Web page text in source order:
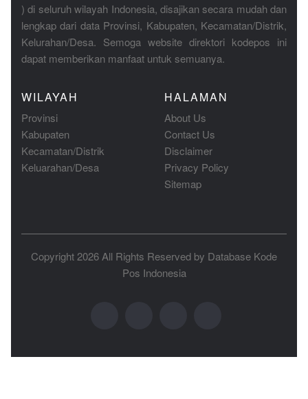
) di seluruh wilayah Indonesia, disajikan secara mudah dan
lengkap dari data Provinsi, Kabupaten, Kecamatan/Distrik,
Kelurahan/Desa. Semoga website direktori kodepos ini
dapat memberikan manfaat untuk semuanya.
WILAYAH
Provinsi
Kabupaten
Kecamatan/Distrik
Keluarahan/Desa
HALAMAN
About Us
Contact Us
Disclaimer
Privacy Policy
Sitemap
Copyright 2026 All Rights Reserved by Database Kode
Pos Indonesia